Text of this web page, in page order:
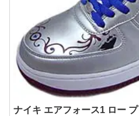
ナイキ エアフォース1 ロー